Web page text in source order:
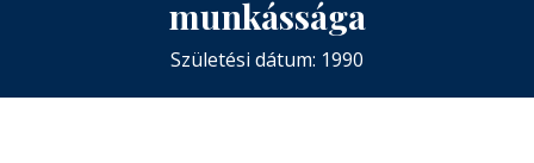
munkássága
Születési dátum: 1990